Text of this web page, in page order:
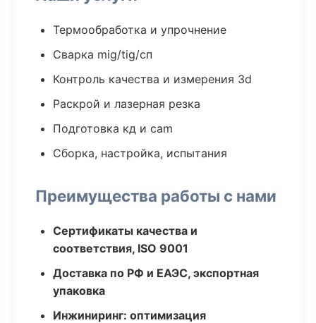
Термообработка и упрочнение
Сварка mig/tig/сп
Контроль качества и измерения 3d
Раскрой и лазерная резка
Подготовка кд и cam
Сборка, настройка, испытания
Преимущества работы с нами
Сертификаты качества и
соответствия, ISO 9001
Доставка по РФ и ЕАЭС, экспортная
упаковка
Инжиниринг: оптимизация